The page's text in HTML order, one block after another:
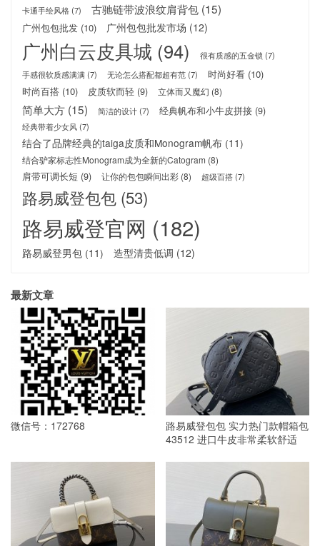
卡通手绘风格(7) 古驰链带波浪纹肩背包 (15)
广州包包批发 (10) 广州包包批发市场 (12)
广州白云皮具城 (94) 很有质感的五金锁 (7)
手感很软质感满满(7) 无论怎么搭配都超有范(7) 时尚好看 (10)
时尚百搭 (10) 皮质软而轻 (9) 立体而又魔幻 (8)
简单大方 (15) 简洁的设计(7) 经典帆布和小牛皮拼接 (9)
经典带着少女风(7)
结合了品牌经典的taiga皮质和Monogram帆布 (11)
结合驴家标志性Monogram成为全新的Catogram (8)
肩带可调长短 (9) 让你的包包瞬间出彩 (8) 超级百搭(7)
路易威登包包 (53)
路易威登官网 (182)
路易威登男包 (11) 造型清贵低调 (12)
最新文章
微信号：172768
路易威登包包 实力热门款帽箱包
43512 进口牛皮非常柔软舒适